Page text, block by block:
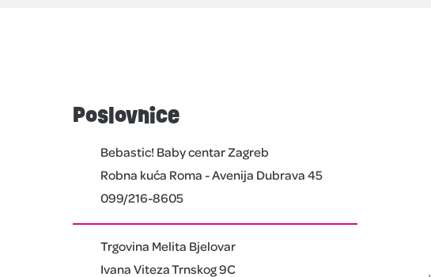
Poslovnice
Bebastic! Baby centar Zagreb
Robna kuća Roma - Avenija Dubrava 45
099/216-8605
Trgovina Melita Bjelovar
Ivana Viteza Trnskog 9C